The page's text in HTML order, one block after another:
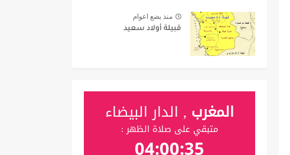
منذ بضع اعوام
قبيلة أولاد سعيد